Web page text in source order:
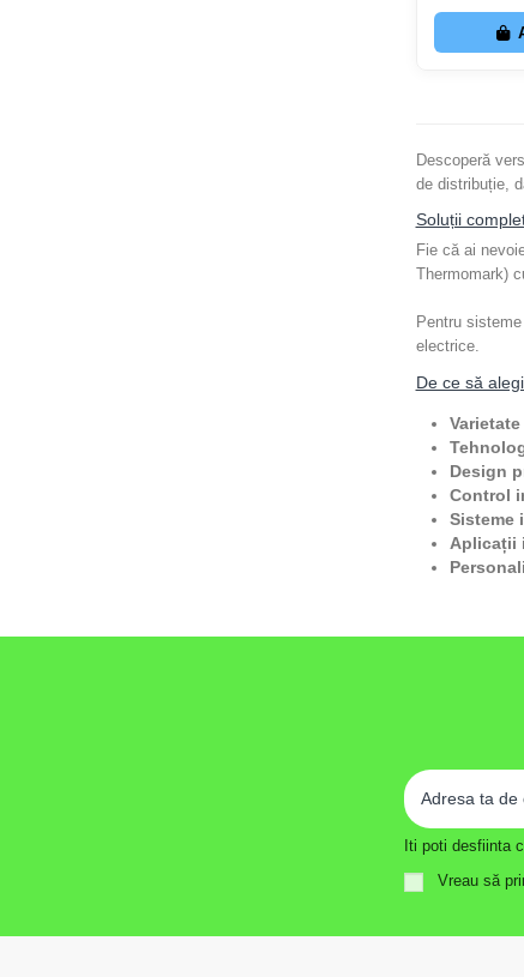
Descoperă
de distribuție,
Soluții
Fie că ai
Thermomark)
Pentru
electrice.
De ce să
Design
Control
Sisteme
Aplicații
Iti poti desfiinta
Vreau să